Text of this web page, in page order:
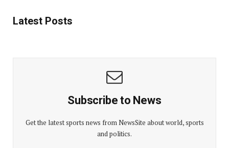
Latest Posts
Subscribe to News
Get the latest sports news from NewsSite about world, sports
and politics.